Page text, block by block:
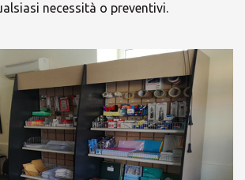
necessità o preventivi.
×
il tuo Centro
MBE
×
Orari